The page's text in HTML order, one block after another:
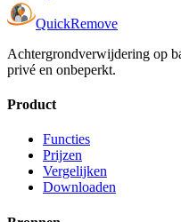
QuickRemove
Achtergrondverwijdering op
privé en onbeperkt.
Product
Functies
Prijzen
Vergelijken
Downloaden